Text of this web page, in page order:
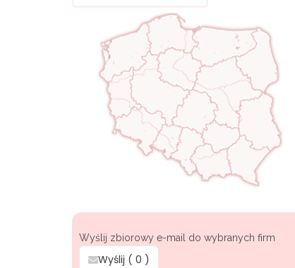
Wyślij zbiorowy e-mail do wybranych firm
Wyślij ( 0 )